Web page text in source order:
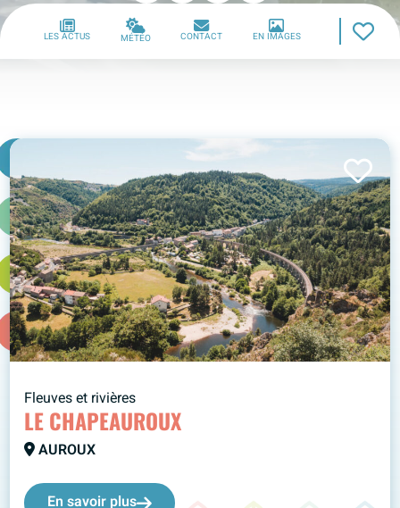
LES ACTUS MÉTÉO CONTACT EN IMAGES
Fleuves et rivières
LE CHAPEAUROUX
AUROUX
En savoir plus